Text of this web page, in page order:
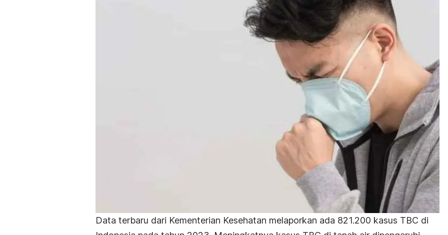
Data terbaru dari Kementerian Kesehatan melaporkan ada 821.200 kasus TBC di